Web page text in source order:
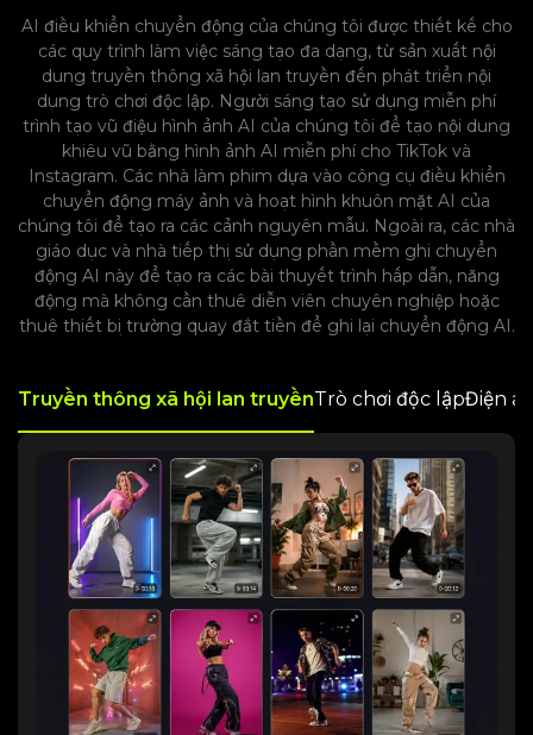
AI điều khiển chuyển động của chúng tôi được thiết kế cho
các quy trình làm việc sáng tạo đa dạng, từ sản xuất nội
dung truyền thông xã hội lan truyền đến phát triển nội
dung trò chơi độc lập. Người sáng tạo sử dụng miễn phí
trình tạo vũ điệu hình ảnh AI của chúng tôi để tạo nội dung
khiêu vũ bằng hình ảnh AI miễn phí cho TikTok và
Instagram. Các nhà làm phim dựa vào công cụ điều khiển
chuyển động máy ảnh và hoạt hình khuôn mặt AI của
chúng tôi để tạo ra các cảnh nguyên mẫu. Ngoài ra, các nhà
giáo dục và nhà tiếp thị sử dụng phần mềm ghi chuyển
động AI này để tạo ra các bài thuyết trình hấp dẫn, năng
động mà không cần thuê diễn viên chuyên nghiệp hoặc
thuê thiết bị trường quay đắt tiền để ghi lại chuyển động AI.
Truyền thông xã hội lan truyềnTrò chơi độc lậpĐiện